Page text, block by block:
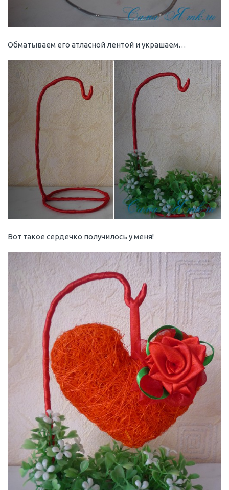
Обматываем его атласной лентой и украшаем…
Вот такое сердечко получилось у меня!